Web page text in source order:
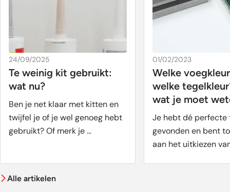
24/09/2025
Te weinig kit gebruikt:
wat nu?
Ben je net klaar met kitten en
twijfel je of je wel genoeg hebt
gebruikt? Of merk je ...
01/02/2023
Welke
welke
wat je moet
Je hebt dé perfecte
gevonden en bent
aan het uitkiezen
Alle artikelen